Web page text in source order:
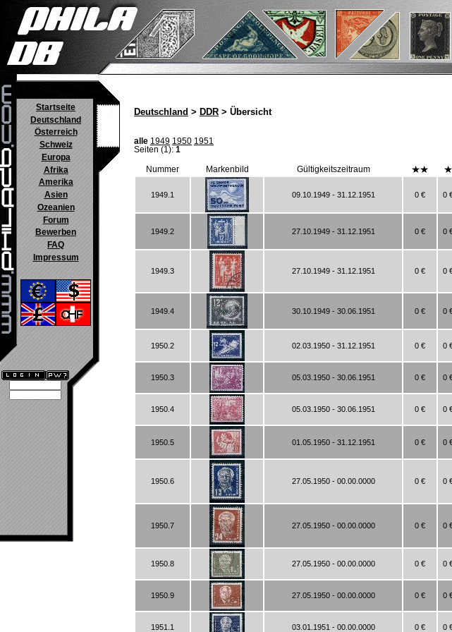
Startseite
Deutschland
Österreich
Schweiz
Europa
Afrika
Amerika
Asien
Ozeanien
Forum
Bewerben
FAQ
Impressum
Deutschland > DDR > Übersicht
alle 1949 1950 1951
Seiten (1): 1
Nummer Markenbild Gültigkeitszeitraum
1949.1 09.10.1949 - 31.12.1951 0 € 0
1949.2 27.10.1949 - 31.12.1951 0 € 0
1949.3 27.10.1949 - 31.12.1951 0 € 0
1949.4 30.10.1949 - 30.06.1951 0 € 0
1950.2 02.03.1950 - 31.12.1951 0 € 0
1950.3 05.03.1950 - 30.06.1951 0 € 0
1950.4 05.03.1950 - 30.06.1951 0 € 0
1950.5 01.05.1950 - 31.12.1951 0 € 0
1950.6 27.05.1950 - 00.00.0000 0 € 0
1950.7 27.05.1950 - 00.00.0000 0 € 0
1950.8 27.05.1950 - 00.00.0000 0 € 0
1950.9 27.05.1950 - 00.00.0000 0 € 0
1951.1 03.01.1951 - 00.00.0000 0 € 0